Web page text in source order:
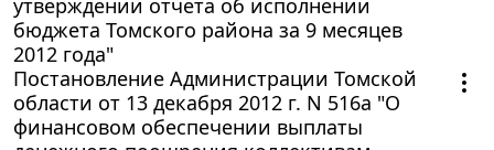
бюджета Томского района за 9 месяцев
2012 года"
Постановление Администрации Томской
области от 13 декабря 2012 г. N 516а "О
финансовом обеспечении выплаты